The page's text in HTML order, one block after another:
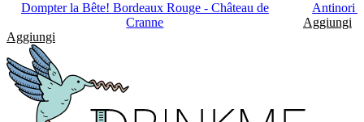
Dompter la Bête! Bordeaux Rouge - Château de
Cranne
Aggiungi
Antinori
Aggiungi